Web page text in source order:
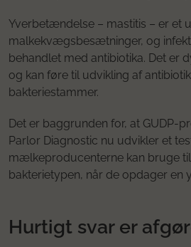
Yverbetændelse – mastitis – er et
malkekvægsbesætninger, og
behandlet med antibiotika. Det er
og kan føre til udvikling af
bakteriestammer.
Det er baggrunden for, at GUDP-
Parlor Diagnostic nu udvikler et
mælkeproducenterne kan bruge
bakterietypen, når de opdager en
Hurtigt svar er